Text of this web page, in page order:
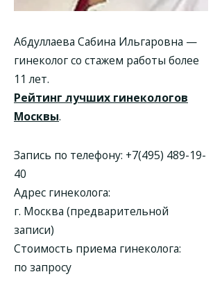
Абдуллаева Сабина Ильгаровна —
гинеколог со стажем работы более
11 лет.
Рейтинг лучших гинекологов
Москвы.
Запись по телефону: +7(495) 489-19-
40
Адрес гинеколога:
г. Москва (предварительной
записи)
Стоимость приема гинеколога:
по запросу